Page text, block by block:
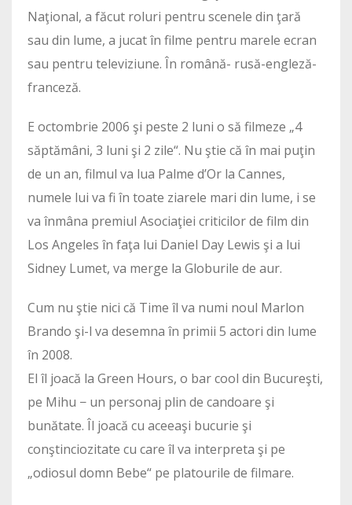
Naţional, a făcut roluri pentru scenele din ţară
sau din lume, a jucat în filme pentru marele ecran
sau pentru televiziune. În română- rusă-engleză-
franceză.
E octombrie 2006 şi peste 2 luni o să filmeze „4
săptămâni, 3 luni şi 2 zile“. Nu ştie că în mai puţin
de un an, filmul va lua Palme d’Or la Cannes,
numele lui va fi în toate ziarele mari din lume, i se
va înmâna premiul Asociaţiei criticilor de film din
Los Angeles în faţa lui Daniel Day Lewis şi a lui
Sidney Lumet, va merge la Globurile de aur.
Cum nu ştie nici că Time îl va numi noul Marlon
Brando şi-l va desemna în primii 5 actori din lume
în 2008.
El îl joacă la Green Hours, o bar cool din Bucureşti,
pe Mihu − un personaj plin de candoare şi
bunătate. Îl joacă cu aceeaşi bucurie şi
conştinciozitate cu care îl va interpreta şi pe
„odiosul domn Bebe“ pe platourile de filmare.